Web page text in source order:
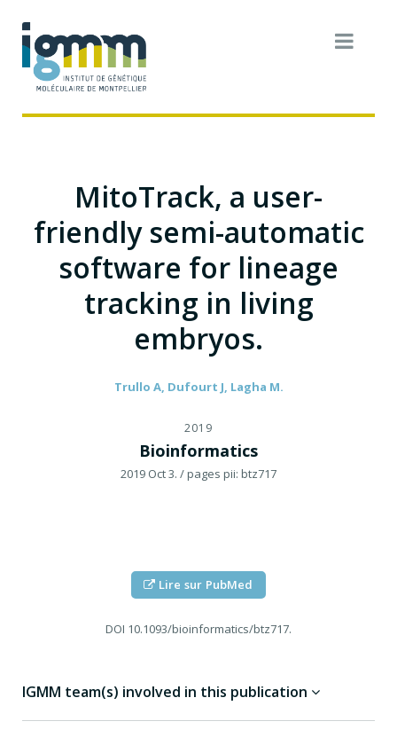
MitoTrack, a user-
friendly semi-automatic
software for lineage
tracking in living
embryos.
Trullo A, Dufourt J, Lagha M.
2019
Bioinformatics
2019 Oct 3. / pages pii: btz717
Lire sur PubMed
DOI 10.1093/bioinformatics/btz717.
IGMM team(s) involved in this publication